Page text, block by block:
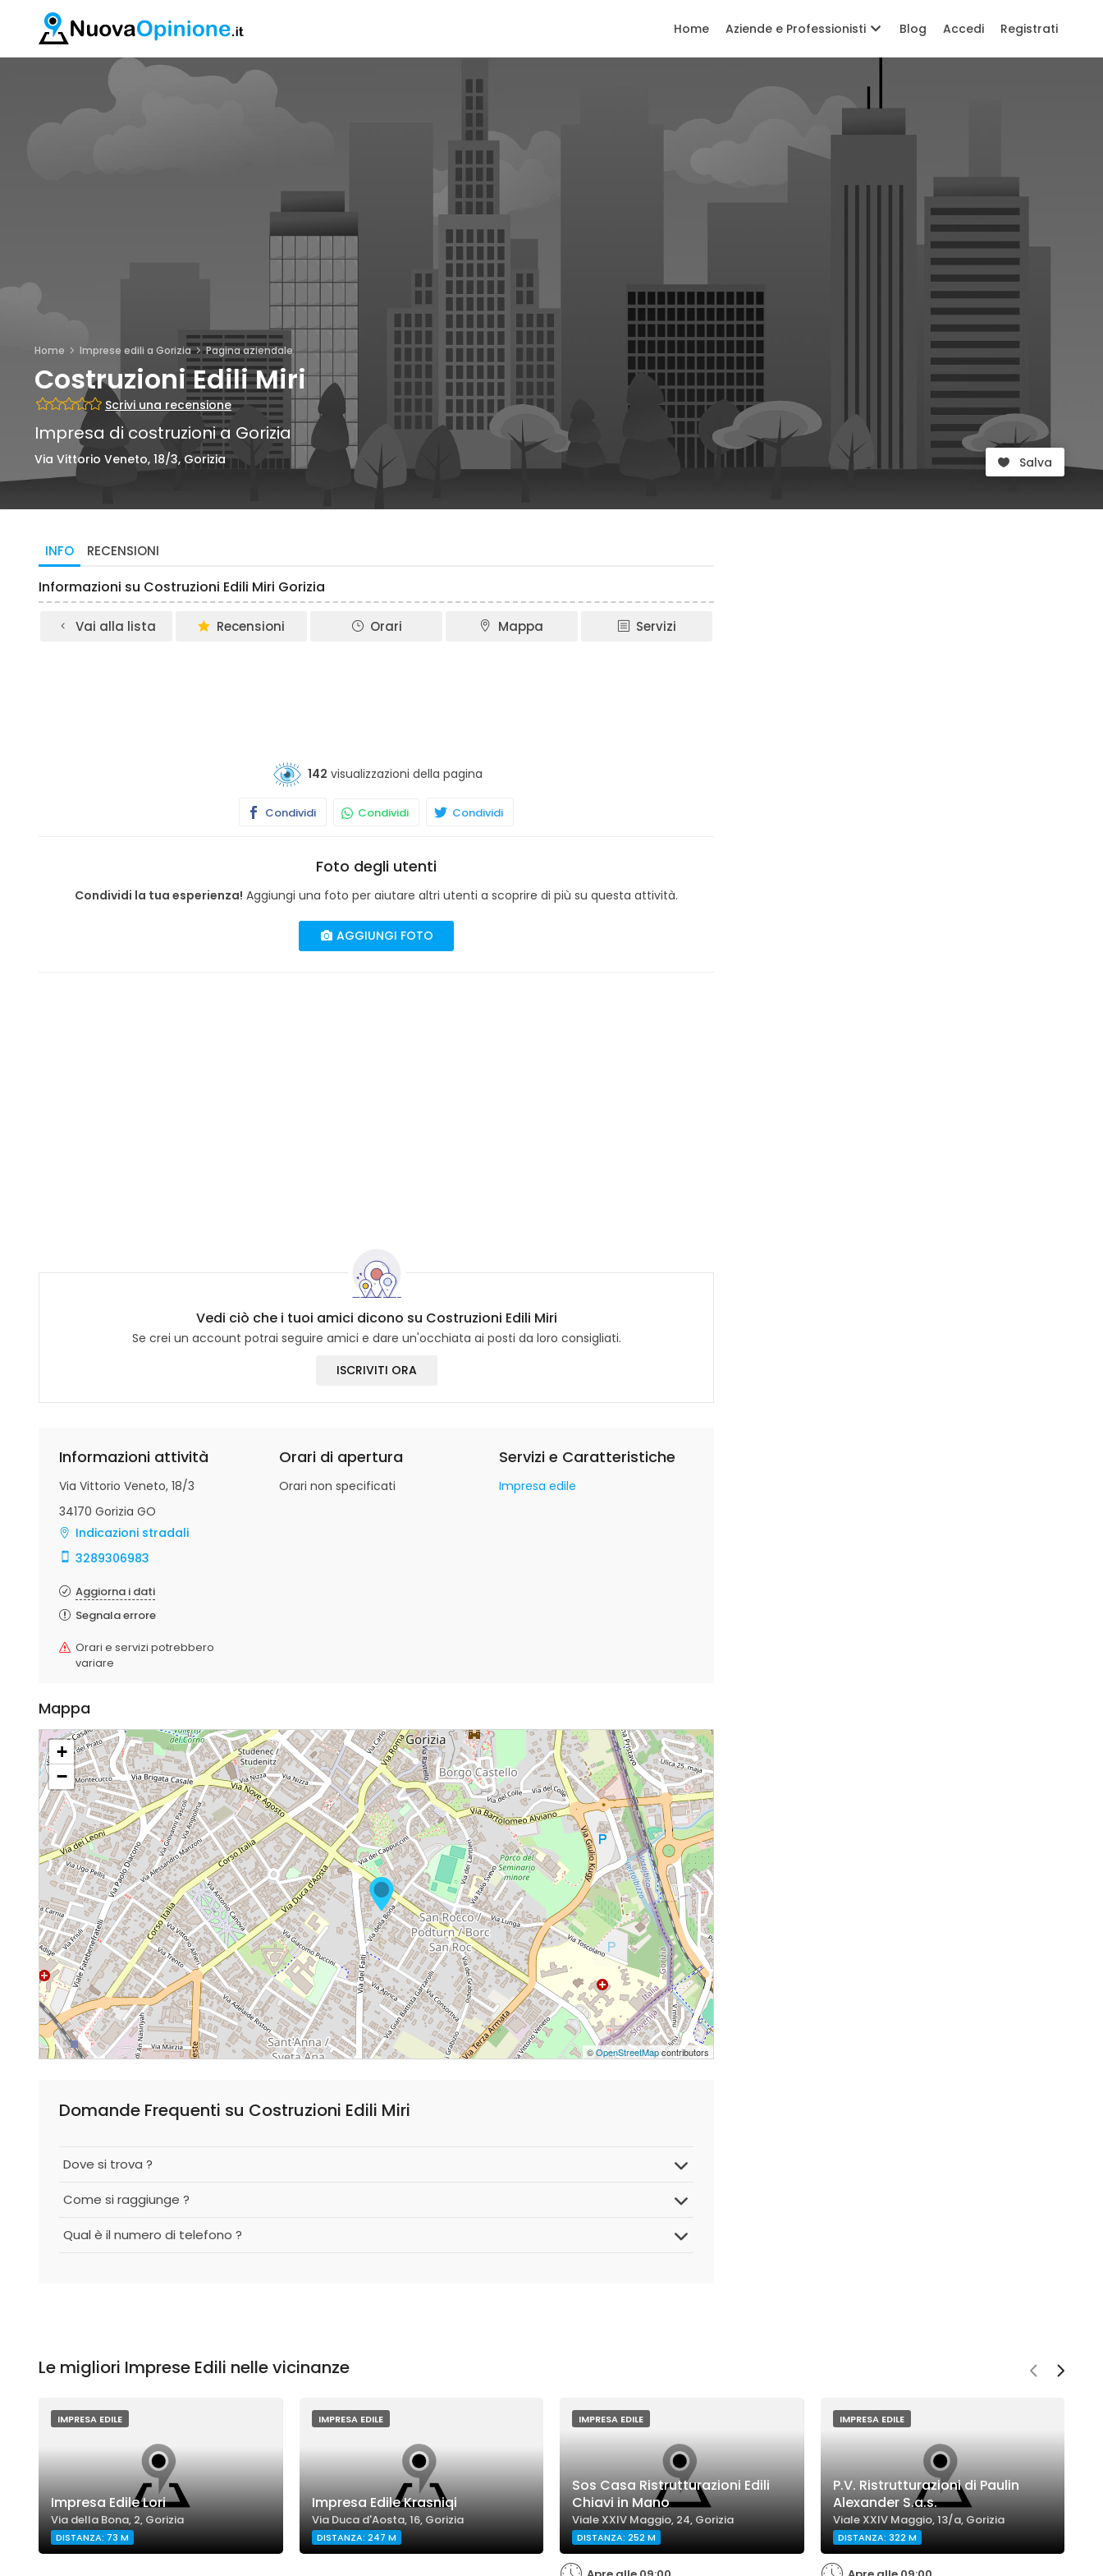
Home Aziende e Professionisti Blog Accedi Registrati
Home Imprese edili a Gorizia Pagina aziendale
Costruzioni Edili Miri
Scrivi una recensione
Impresa di costruzioni a Gorizia
Via Vittorio Veneto, 18/3, Gorizia Salva
INFO RECENSIONI
Informazioni su Costruzioni Edili Miri Gorizia
Vai alla lista Recensioni Orari Mappa Servizi
142 visualizzazioni della pagina
Condividi Condividi Condividi
Foto degli utenti
Condividi la tua esperienza! Aggiungi una foto per aiutare altri utenti a scoprire di più su questa attività.
AGGIUNGI FOTO
Vedi ciò che i tuoi amici dicono su Costruzioni Edili Miri
Se crei un account potrai seguire amici e dare un'occhiata ai posti da loro consigliati.
ISCRIVITI ORA
Informazioni attività
Via Vittorio Veneto, 18/3
34170 Gorizia GO
Indicazioni stradali
3289306983
Aggiorna i dati
Segnala errore
Orari e servizi potrebbero
variare
Orari di apertura
Orari non specificati
Servizi e Caratteristiche
Impresa edile
Mappa
+
−
©OpenStreetMapcontributors
Domande Frequenti su Costruzioni Edili Miri
Dove si trova ?
Come si raggiunge ?
Qual è il numero di telefono ?
Le migliori Imprese Edili nelle vicinanze
IMPRESA EDILE
Impresa Edile Lori
Via della Bona, 2, Gorizia
DISTANZA: 73 M
IMPRESA EDILE
Impresa Edile Krasniqi
Via Duca d'Aosta, 16, Gorizia
DISTANZA: 247 M
IMPRESA EDILE
Sos Casa Ristrutturazioni Edili
Chiavi in Mano
Viale XXIV Maggio, 24, Gorizia
DISTANZA: 252 M
IMPRESA EDILE
P.V. Ristrutturazioni di Paulin
Alexander S.a.s.
Viale XXIV Maggio, 13/a, Gorizia
DISTANZA: 322 M